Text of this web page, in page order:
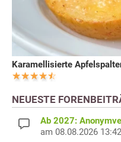
Karamellisierte
NEUESTE
Ab 2027:
am 08.08.2026